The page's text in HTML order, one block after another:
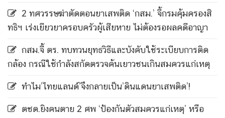
2 ทศวรรษฆ่าตัดตอนยาเสพติด ‘กสม.’ จี้กรมคุ้มครองสิ
ทธิฯ เร่งเยียวยาครอบครัวผู้เสียหาย ไม่ต้องรอผลคดีอาญา
กสม.จี้ ตร. ทบทวนยุทธวิธีและบังคับใช้ระเบียบการติด
กล้อง กรณีใช้กำลังสกัดตรวจค้นเยาวชนเกินสมควรแก่เหตุ
ทำไม’ไทยแลนด์’จึงกลายเป็น’ดินแดนยาเสพติด’!
ตชด.ยิงคนตาย 2 ศพ ‘ป้องกันตัวสมควรแก่เหตุ’ หรือ